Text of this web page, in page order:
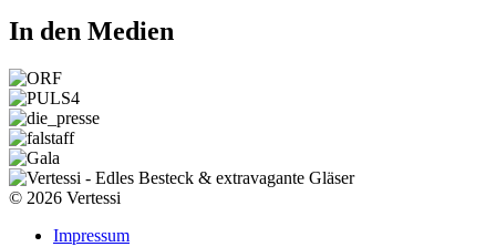
In den Medien
© 2026 Vertessi
Impressum